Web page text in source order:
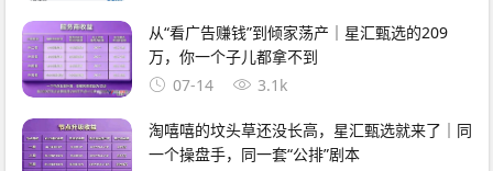
从“看广告赚钱”到倾家荡产｜星汇甄选的209
万，你一个子儿都拿不到
07-14
3.1k
淘嘻嘻的坟头草还没长高，星汇甄选就来了｜同
一个操盘手，同一套“公排”剧本